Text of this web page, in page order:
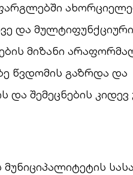
და
მიზანი
წვდომის გაზრდა და
და შემეცნების